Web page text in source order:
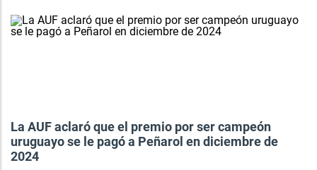
La AUF aclaró que el premio por ser campeón
uruguayo se le pagó a Peñarol en diciembre de
2024